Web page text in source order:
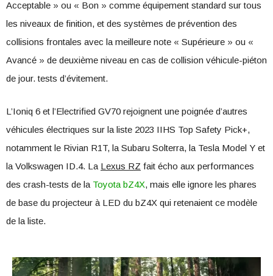
Acceptable » ou « Bon » comme équipement standard sur tous
les niveaux de finition, et des systèmes de prévention des
collisions frontales avec la meilleure note « Supérieure » ou «
Avancé » de deuxième niveau en cas de collision véhicule-piéton
de jour. tests d’évitement.
L’Ioniq 6 et l’Electrified GV70 rejoignent une poignée d’autres
véhicules électriques sur la liste 2023 IIHS Top Safety Pick+,
notamment le Rivian R1T, la Subaru Solterra, la Tesla Model Y et
la Volkswagen ID.4. La Lexus RZ fait écho aux performances
des crash-tests de la Toyota bZ4X, mais elle ignore les phares
de base du projecteur à LED du bZ4X qui retenaient ce modèle
de la liste.